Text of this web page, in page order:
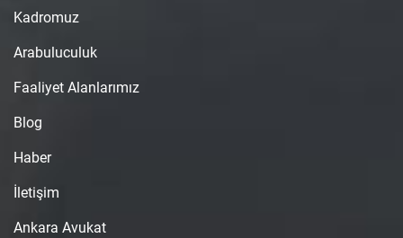
Kadromuz
Arabuluculuk
Faaliyet Alanlarımız
Blog
Haber
İletişim
Ankara Avukat